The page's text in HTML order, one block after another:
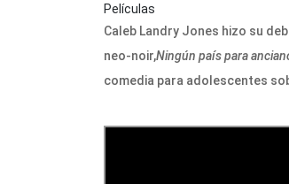
Películas
Caleb Landry Jones hizo su
neo-noir,Ningún paíspara
comedia para adolescentes